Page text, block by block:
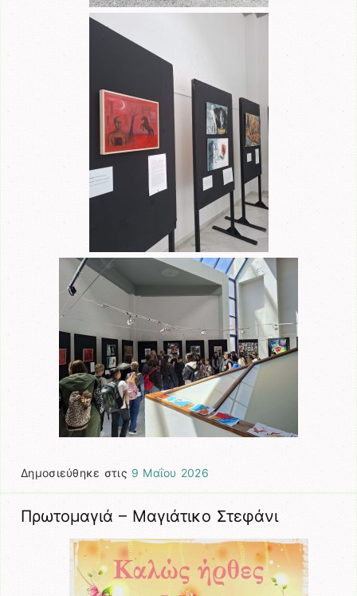
Δημοσιεύθηκε στις 9 Μαΐου 2026
Πρωτομαγιά – Μαγιάτικο Στεφάνι